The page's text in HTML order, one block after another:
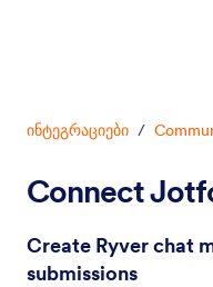
ინტეგრაციები /
Connect
Create Ryver chat
submissions